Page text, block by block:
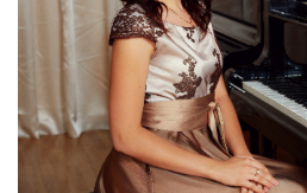
ДЕТЯМ
РОДИТЕЛЯМ
КОЛЛЕГАМ
ГОСТЕВАЯ КНИГА